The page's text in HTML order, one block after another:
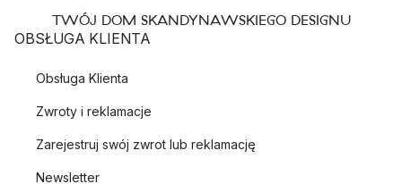
TWÓJ DOM SKANDYNAWSKIEGO DESIGNU
OBSŁUGA KLIENTA
Obsługa Klienta
Zwroty i reklamacje
Zarejestruj swój zwrot lub reklamację
Newsletter